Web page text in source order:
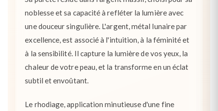
noblesse et sa capacité à refléter la lumière avec
une douceur singulière. L'argent, métal lunaire par
excellence, est associé à l'intuition, à la féminité et
à la sensibilité. Il capture la lumière de vos yeux, la
chaleur de votre peau, et la transforme en un éclat
subtil et envoûtant.
Le rhodiage, application minutieuse d'une fine